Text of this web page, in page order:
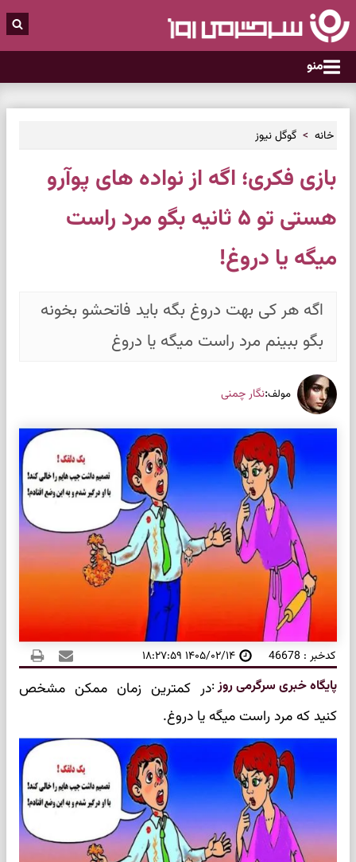
منو
خانه گوگل نیوز
بازی فکری؛ اگه از نواده های پوآرو
هستی تو ۵ ثانیه بگو مرد راست
میگه یا دروغ!
اگه هر کی بهت دروغ بگه باید فاتحشو بخونه
بگو ببینم مرد راست میگه یا دروغ
مولف:نگار چمنی
کدخبر : 46678 ۱۴۰۵/۰۲/۱۴ ۱۸:۲۷:۵۹
پایگاه خبری سرگرمی روز:در کمترین زمان ممکن مشخص
کنید که مرد راست میگه یا دروغ.